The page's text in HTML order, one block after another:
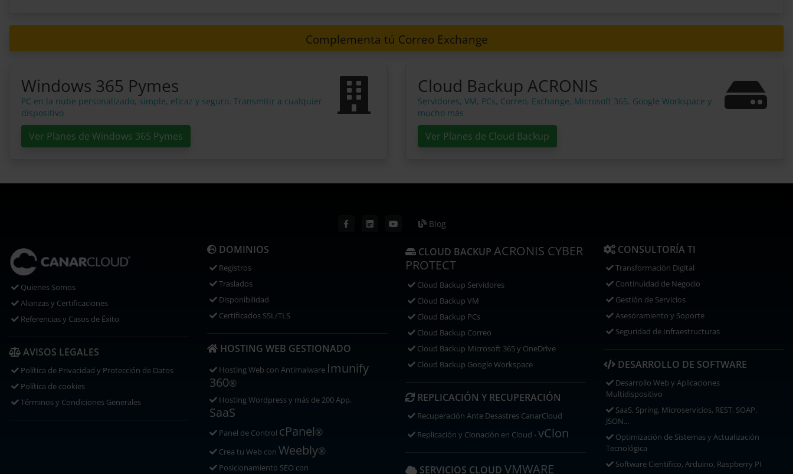
Complementa tú Correo Exchange
Windows 365 Pymes
PC en la nube personalizado, simple, eficaz y seguro. Transmitir a cualquier
dispositivo
Ver Planes de Windows 365 Pymes
Cloud Backup ACRONIS
Servidores, VM, PCs, Correo, Exchange, Microsoft 365, Google Workspace y
mucho más
Ver Planes de Cloud Backup
Blog
Quienes Somos
Alianzas y Certificaciones
Referencias y Casos de Éxito
AVISOS LEGALES
Política de Privacidad y Protección de Datos
Política de cookies
Términos y Condiciones Generales
DOMINIOS
Registros
Traslados
Disponibilidad
Certificados SSL/TLS
HOSTING WEB GESTIONADO
Hosting Web con Antimalware Imunify
360®
Hosting Wordpress y más de 200 App.
SaaS
Panel de Control cPanel®
Crea tu Web con Weebly®
Posicionamiento SEO con
CLOUD BACKUP ACRONIS CYBER
PROTECT
Cloud Backup Servidores
Cloud Backup VM
Cloud Backup PCs
Cloud Backup Correo
Cloud Backup Microsoft 365 y OneDrive
Cloud Backup Google Workspace
REPLICACIÓN Y RECUPERACIÓN
Recuperación Ante Desastres CanarCloud
Replicación y Clonación en Cloud -vClon
SERVICIOS CLOUD VMWARE
CONSULTORÍA TI
Transformación Digital
Continuidad de Negocio
Gestión de Servicios
Asesoramiento y Soporte
Seguridad de Infraestructuras
DESARROLLO DE SOFTWARE
Desarrollo Web y Aplicaciones
Multidispositivo
SaaS, Spring, Microservicios, REST, SOAP,
JSON...
Optimización de Sistemas y Actualización
Tecnológica
Software Científico, Arduino, Raspberry PI